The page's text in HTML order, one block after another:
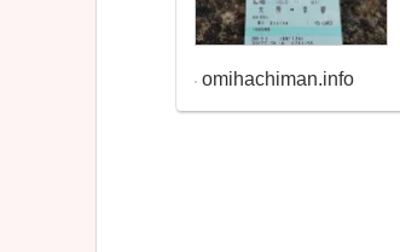
omihachiman.info